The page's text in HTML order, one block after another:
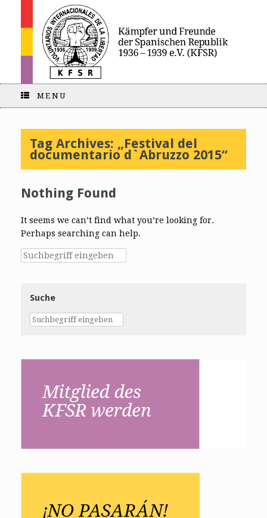
MENU
Tag Archives: „Festival del
documentario d`Abruzzo 2015“
Nothing Found
It seems we can’t find what you’re looking for.
Perhaps searching can help.
Suche